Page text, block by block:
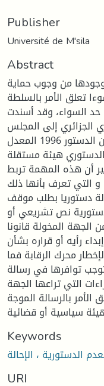
Publisher
Université de M'sila
Abstract
من وجوب حماية
تعلق الأمر بالسلطة
حد السواء، وقد أسندت
الجزائري إلى المجلس
الدستوري طبقا للنص المادة 182 من الدستور 1996 المعدل
01 "المجلس الدستوري هيئة مستقلة
أن هذه المهمة تربط
و التي تعرف بأنها ذلك
دستوريا بطلب موقف
نص تشريعي أو
المخولة قانونا
رأيه أو قراره بشأن
محرك الرقابة فما
توافرها في رسالة
التي تراعها الجهة
بالرسالة الموجة
Keywords
الدستورية ، الإحالة
URI